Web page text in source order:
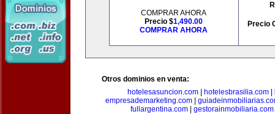
COMPRAR AHORA
Precio $1,490.00
COMPRAR AHORA
Precio
Otros dominios en venta:
hotelesasuncion.com| hotelesbrasilia.com|
empresademarketing.com|
fullargentina.com
gestorainmobiliaria.com